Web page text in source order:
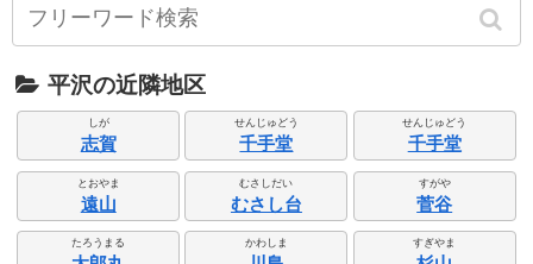
平沢の近隣地区
しが
志賀
せんじゅどう
千手堂
せんじゅどう
千手堂
とおやま
遠山
むさしだい
むさし台
すがや
菅谷
たろうまる かわしま すぎやま